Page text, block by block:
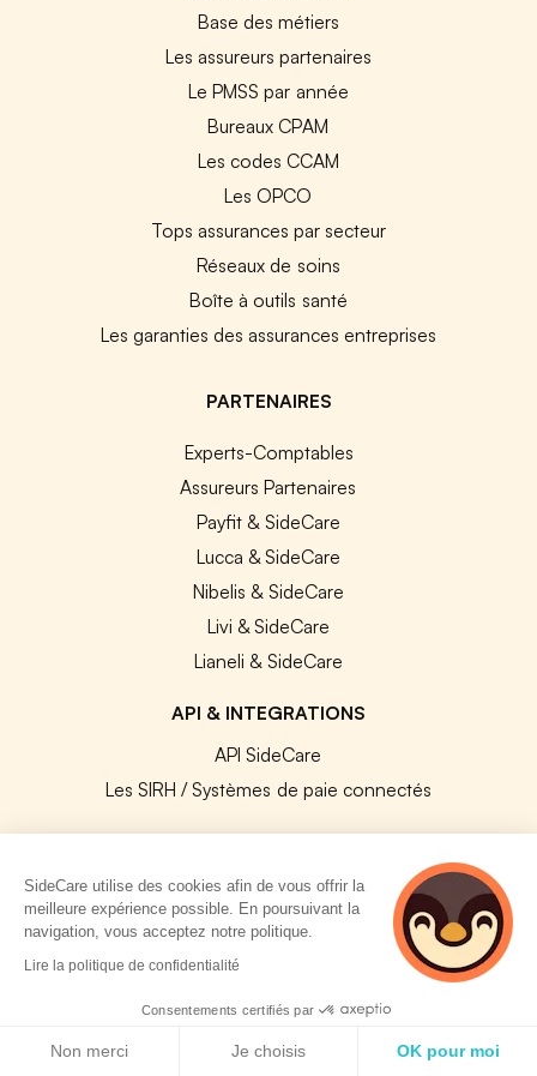
Base des métiers
Les assureurs partenaires
Le PMSS par année
Bureaux CPAM
Les codes CCAM
Les OPCO
Tops assurances par secteur
Réseaux de soins
Boîte à outils santé
Les garanties des assurances entreprises
PARTENAIRES
Experts-Comptables
Assureurs Partenaires
Payfit & SideCare
Lucca & SideCare
Nibelis & SideCare
Livi & SideCare
Lianeli & SideCare
API & INTEGRATIONS
API SideCare
Les SIRH / Systèmes de paie connectés
Se connecter
Centre d'aide
Nous contacter
Notre équipe
Témoignages
SideCare utilise des cookies afin de vous offrir la
meilleure expérience possible. En poursuivant la
navigation, vous acceptez notre politique.
Lire la politique de confidentialité
Consentements certifiés par
Non merci Je choisis OK pour moi
2 personnes
consultent
actuellement cette